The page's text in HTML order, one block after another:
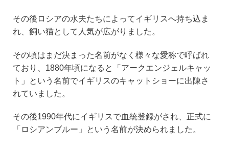
その後ロシアの水夫たちによってイギリスへ持ち込ま
れ、飼い猫として人気が広がりました。
その頃はまだ決まった名前がなく様々な愛称で呼ばれ
ており、1880年頃になると「アークエンジェルキャッ
ト」という名前でイギリスのキャットショーに出陳さ
れていました。
その後1990年代にイギリスで血統登録がされ、正式に
「ロシアンブルー」という名前が決められました。